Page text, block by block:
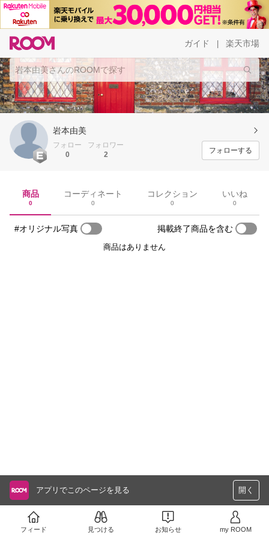
ガイド 楽天市場
岩本由美
フォロー
0
フォロワー
2
フォローする
商品
0
コーディネート
0
コレクション
0
いいね
0
#オリジナル写真 掲載終了商品を含む
商品はありません
アプリでこのページを見る 開く
フィード 見つける お知らせ my ROOM